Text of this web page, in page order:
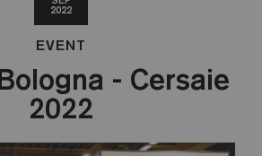
2022
EVENT
- Cersaie
2022